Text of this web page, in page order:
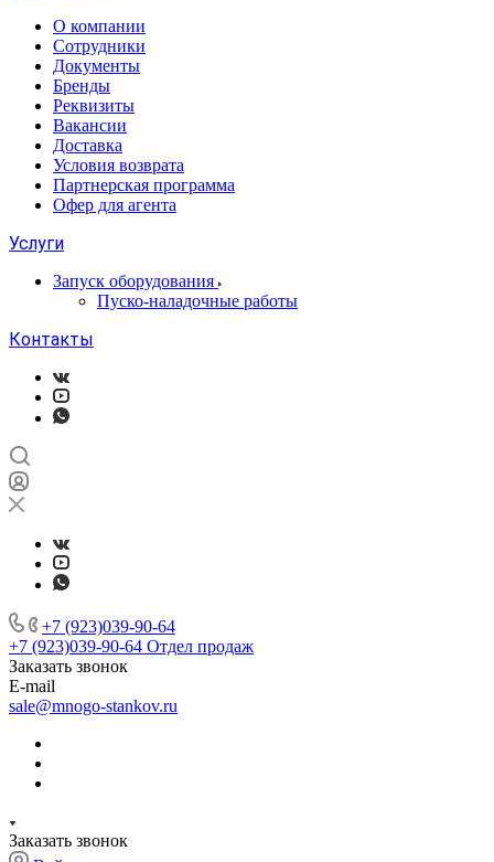
О компании
Сотрудники
Документы
Бренды
Реквизиты
Вакансии
Доставка
Условия возврата
Партнерская программа
Офер для агента
Услуги
Запуск оборудования
Пуско-наладочные работы
Контакты
+7 (923)039-90-64
+7 (923)039-90-64 Отдел продаж
Заказать звонок
E-mail
sale@mnogo-stankov.ru
Заказать звонок